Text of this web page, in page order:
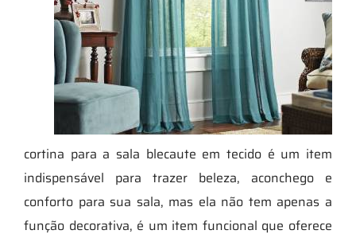
cortina para a sala blecaute em tecido é um item
indispensável para trazer beleza, aconchego e
conforto para sua sala, mas ela não tem apenas a
função decorativa, é um item funcional que oferece